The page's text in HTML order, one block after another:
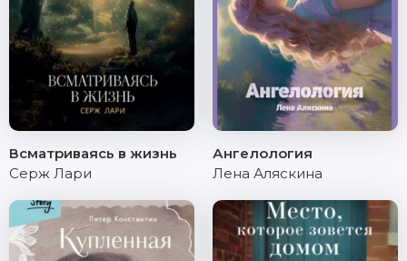
Всматриваясь в жизнь
Серж Лари
Ангелология
Лена Аляскина